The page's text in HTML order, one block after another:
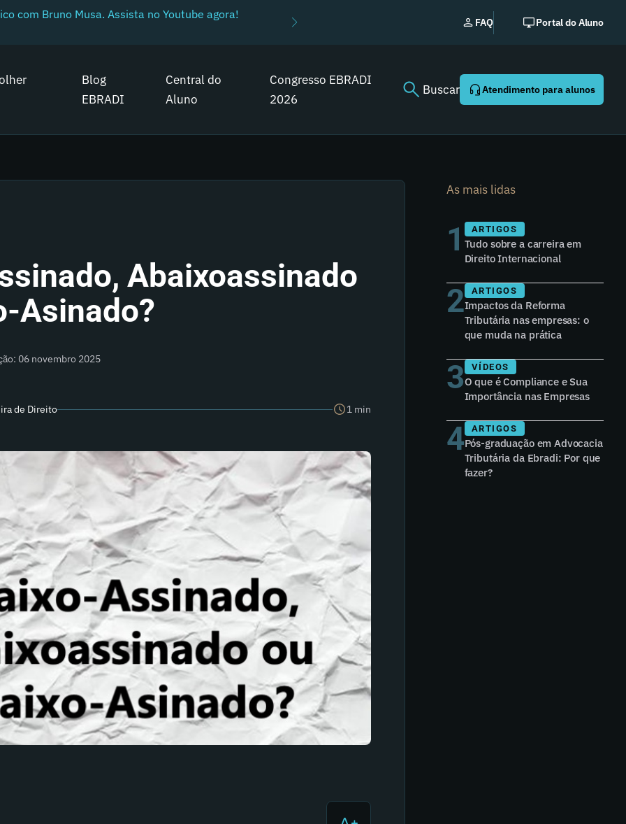
com Bruno Musa. Assista no Youtube agora!
FAQ Portal do Aluno
Blog
EBRADI
Central do
Aluno
Congresso EBRADI
2026
Buscar Atendimento para alunos
Abaixoassinado
Asinado?
06 novembro 2025
de Direito 1 min
As mais lidas
1 ARTIGOS
Tudo sobre a carreira em
Direito Internacional
2 ARTIGOS
Impactos da Reforma
Tributária nas empresas: o
que muda na prática
3 VÍDEOS
O que é Compliance e Sua
Importância nas Empresas
4 ARTIGOS
Pós-graduação em Advocacia
Tributária da Ebradi: Por que
fazer?